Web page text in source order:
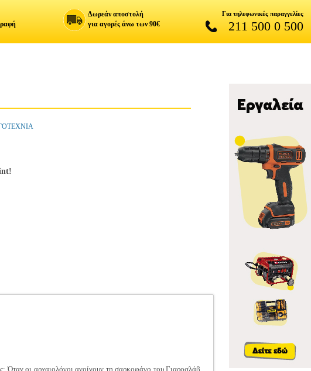
Δωρεάν αποστολή
για αγορές άνω των 90€
Για τηλεφωνικές παραγγελίες
211 500 0 500
Όταν οι αρχαιολόγοι ανοίγουν τη σαρκοφάγο του Γιαροσλάβ